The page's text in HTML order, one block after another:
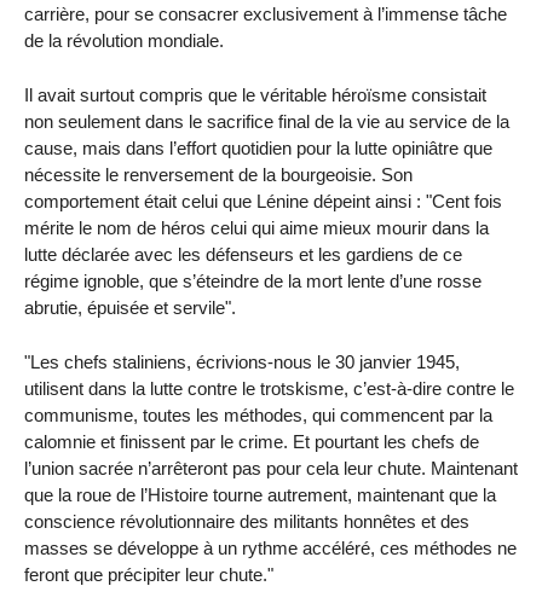
carrière, pour se consacrer exclusivement à l’immense tâche
de la révolution mondiale.
Il avait surtout compris que le véritable héroïsme consistait
non seulement dans le sacrifice final de la vie au service de la
cause, mais dans l’effort quotidien pour la lutte opiniâtre que
nécessite le renversement de la bourgeoisie. Son
comportement était celui que Lénine dépeint ainsi : "Cent fois
mérite le nom de héros celui qui aime mieux mourir dans la
lutte déclarée avec les défenseurs et les gardiens de ce
régime ignoble, que s’éteindre de la mort lente d’une rosse
abrutie, épuisée et servile".
"Les chefs staliniens, écrivions-nous le 30 janvier 1945,
utilisent dans la lutte contre le trotskisme, c’est-à-dire contre le
communisme, toutes les méthodes, qui commencent par la
calomnie et finissent par le crime. Et pourtant les chefs de
l’union sacrée n’arrêteront pas pour cela leur chute. Maintenant
que la roue de l’Histoire tourne autrement, maintenant que la
conscience révolutionnaire des militants honnêtes et des
masses se développe à un rythme accéléré, ces méthodes ne
feront que précipiter leur chute."